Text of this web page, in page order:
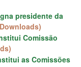
presidente da
Comissão
as Comissões